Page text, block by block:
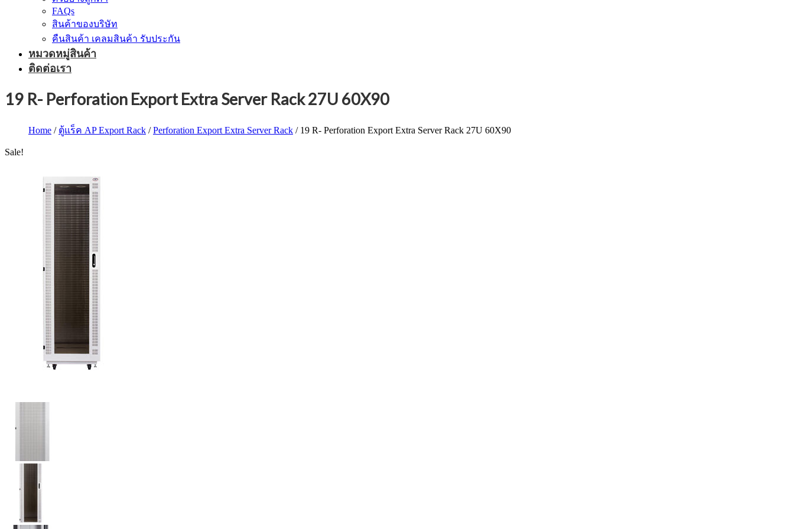
FAQs
สินค้าของบริษัท
คืนสินค้า เคลมสินค้า รับประกัน
หมวดหมู่สินค้า
ติดต่อเรา
19 R- Perforation Export Extra Server Rack 27U 60X90
Home / ตู้แร็ค AP Export Rack /Perforation Export Extra Server Rack / 19 R- Perforation Export Extra Server Rack 27U 60X90
Sale!